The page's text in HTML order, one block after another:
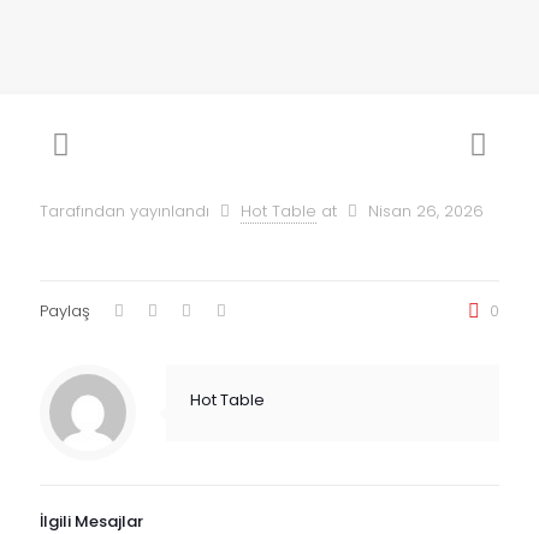
Tarafından yayınlandı Hot Table at Nisan 26, 2026
Paylaş 0
Hot Table
İlgili Mesajlar